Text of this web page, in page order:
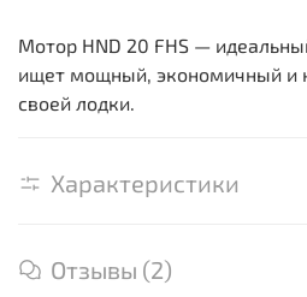
Мотор HND 20 FHS —
ищет мощный, экономичный и
своей лодки.
Характеристики
Отзывы (2)